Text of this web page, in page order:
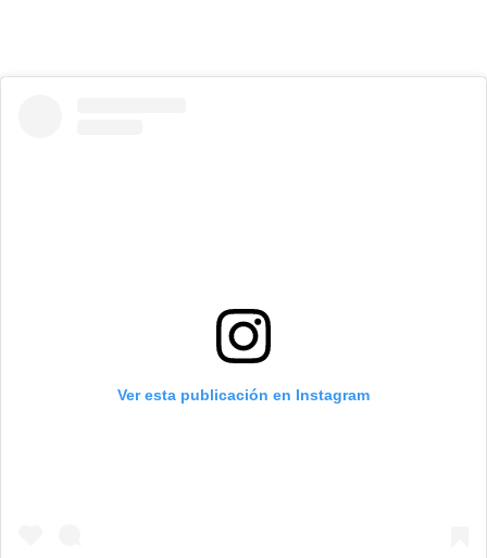
Ver esta publicación en Instagram